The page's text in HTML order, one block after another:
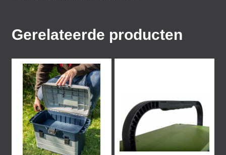
Gerelateerde producten